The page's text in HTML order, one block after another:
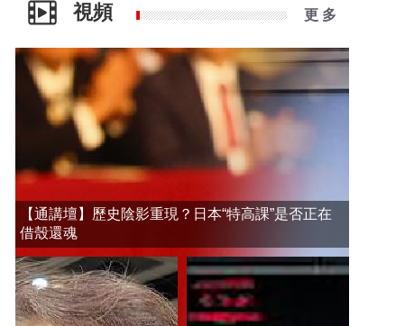
視頻 更 多
【通講壇】歷史陰影重現？日本“特高課”是否正在
借殼還魂